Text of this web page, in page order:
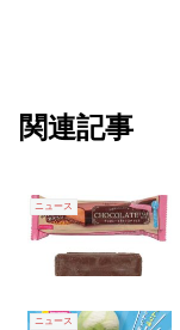
関連記事
ニュース
ニュース